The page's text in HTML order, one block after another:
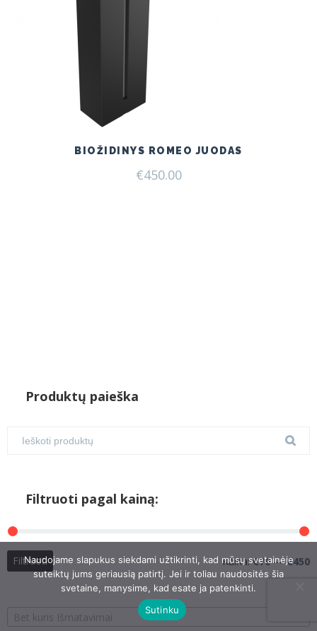
BIOŽIDINYS ROMEO JUODAS
€450.00
Produktų paieška
Filtruoti pagal kainą:
Filtruoti Kaina:€70—€450
Bet kuris Išmatavimai
Naudojame slapukus siekdami užtikrinti, kad mūsų svetainėje
suteiktų jums geriausią patirtį. Jei ir toliau naudositės šia
svetaine, manysime, kad esate ja patenkinti.
Sutinku